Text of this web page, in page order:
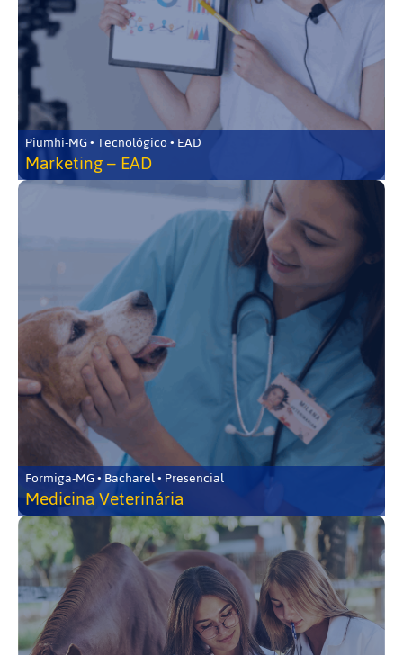
Piumhi-MG • Tecnológico • EAD
Marketing – EAD
Formiga-MG • Bacharel • Presencial
Medicina Veterinária